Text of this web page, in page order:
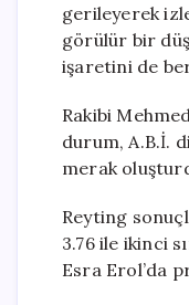
gerileyerek
görülür bir
işaretini de
Rakibi
durum, A.B.İ.
merak
Reyting
3.76 ile ikinci
Esra Erol’da